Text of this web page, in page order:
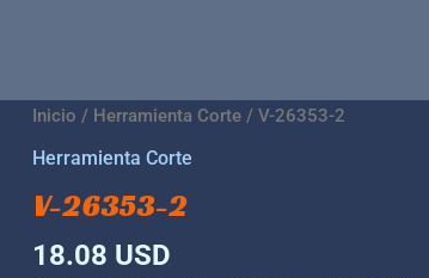
Inicio / Herramienta Corte / V-26353-2
Herramienta Corte
V-26353-2
18.08 USD
V-
26353-
cantidad